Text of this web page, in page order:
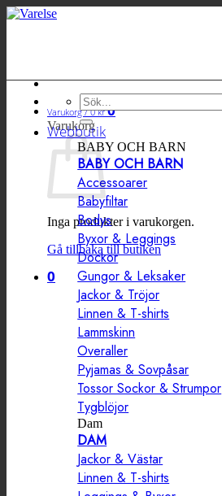
Hoppa
Varukorg /0kr 0
Varukorg
Inga produkter i varukorgen.
Gå tillbaka till butiken
0
Sök
efter:
Webbutik
BABY OCH BARN
BABY OCH BARN
Accessoarer
Babyfiltar
Bodys
Byxor & Leggings
Dockor
Gungor & Leksaker
Jackor & Tröjor
Linnen & T-shirts
Lammskinn
Overaller
Pyjamas & Sovpåsar
Tossor Sockor & Strumpor
Tygblöjor
Dam
DAM
Jackor & Västar
Linnen & T-shirts